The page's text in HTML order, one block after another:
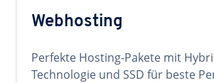
Webhosting
Perfekte Hosting-Pakete mit
Technologie und SSD für beste